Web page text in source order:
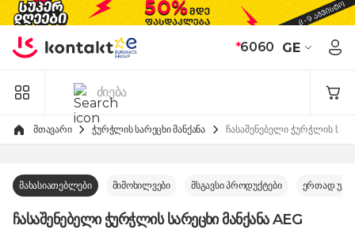
Skip to Content
*6060 GE
მთავარი ჭურჭლის სარეცხი მანქანა ჩასაშენებელი ჭურჭლის
მახასიათებლები მიმოხილვები მსგავსი პროდუქტები ერთად
ჩასაშენებელი ჭურჭლის სარეცხი მანქანა AEG